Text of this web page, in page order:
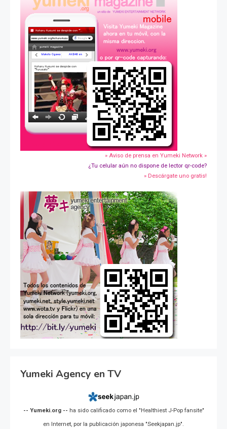
» Aviso de prensa en Yumeki Network »
¿Tu celular aún no dispone de lector qr-code?
» Descárgate uno gratis!
Yumeki Agency en TV
-- Yumeki.org -- ha sido calificado como el "Healthiest J-Pop fansite"
en Internet, por la publicación japonesa "Seekjapan.jp".